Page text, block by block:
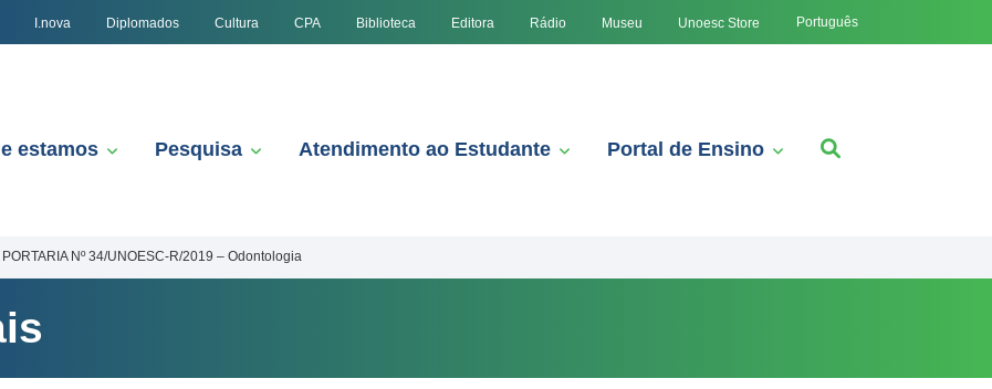
I.nova Diplomados Cultura CPA Biblioteca Editora Rádio Museu Unoesc Store Português
estamos Pesquisa Atendimento ao Estudante Portal de Ensino
PORTARIA Nº 34/UNOESC-R/2019 – Odontologia